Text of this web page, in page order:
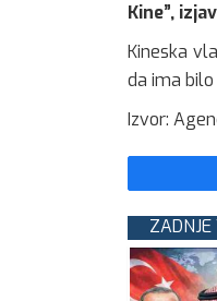
Kine”,
Kineska
da ima
Izvor:
ZADNJE